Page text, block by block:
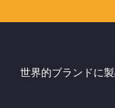
世界的ブランドに